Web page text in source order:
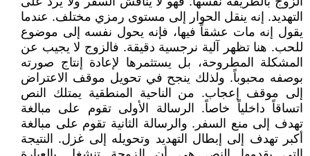
التهديد. إنه ينقل الحوار إلى مستوى رمزي مختلف. عندما
يقول إنه مات عشقاً فيها، فإنه يحول نفسه إلى موضوع
للحب. هنا تظهر آلية نرجسية دقيقة. فالزوج لا يجيب عن
المشكلة المطروحة، بل يستثمرها لإعادة إنتاج صورته
بوصفه محبوباً. ولذلك ينجح في تحويل موقف الاعتراض
إلى موقف إعجاب. من الناحية المنطقية يمتلك النص
اتساقاً داخلياً خاصاً. الرسالة الأولى تقوم على مبالغة
تهدف إلى منع السفر. والرسالة الثانية تقوم على مبالغة
أكبر تهدف إلى إبطال التهديد وتحويله إلى غزل. النتيجة